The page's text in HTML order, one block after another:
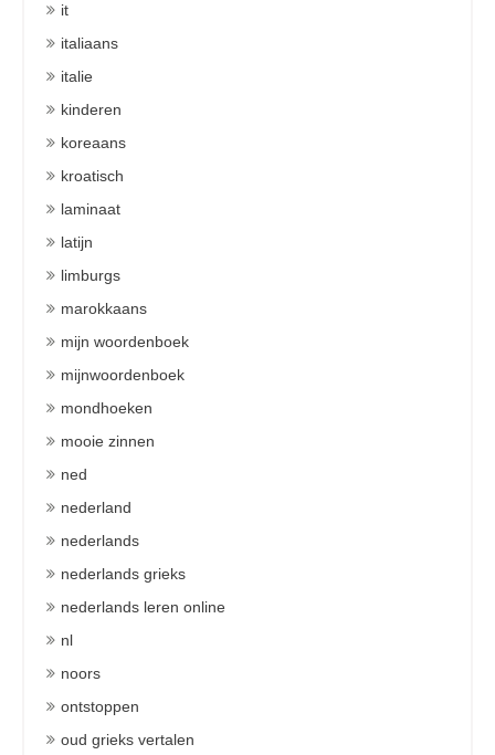
it
italiaans
italie
kinderen
koreaans
kroatisch
laminaat
latijn
limburgs
marokkaans
mijn woordenboek
mijnwoordenboek
mondhoeken
mooie zinnen
ned
nederland
nederlands
nederlands grieks
nederlands leren online
nl
noors
ontstoppen
oud grieks vertalen